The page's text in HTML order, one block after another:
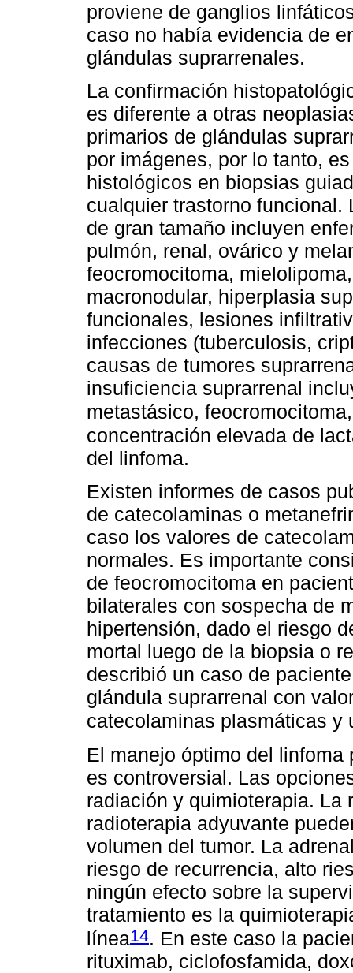
proviene de ganglios
caso no había evidencia de
glándulas suprarrenales.
La confirmación
es diferente a otras
primarios de glándulas
por imágenes, por lo tanto,
histológicos en biopsias
cualquier trastorno
de gran tamaño incluyen
pulmón, renal, ovárico y
feocromocitoma,
macronodular, hiperplasia
funcionales, lesiones
infecciones (tuberculosis,
causas de tumores
insuficiencia suprarrenal
metastásico,
concentración elevada de
del linfoma.
Existen informes de casos
de catecolaminas o
caso los valores de
normales. Es importante
de feocromocitoma en
bilaterales con sospecha de
hipertensión, dado el riesgo
mortal luego de la biopsia o
describió un caso de
glándula suprarrenal con
catecolaminas plasmáticas y
El manejo óptimo del
es controversial. Las
radiación y quimioterapia. La
radioterapia adyuvante
volumen del tumor. La
riesgo de recurrencia, alto
ningún efecto sobre la
tratamiento es la
línea14. En este caso la
rituximab, ciclofosfamida,